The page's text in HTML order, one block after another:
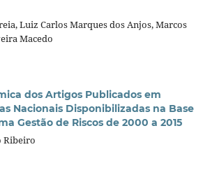
Luiz Carlos Marques dos Anjos, Marcos
Macedo
dos Artigos Publicados em
Nacionais Disponibilizadas na Base
Gestão de Riscos de 2000 a 2015
Ribeiro